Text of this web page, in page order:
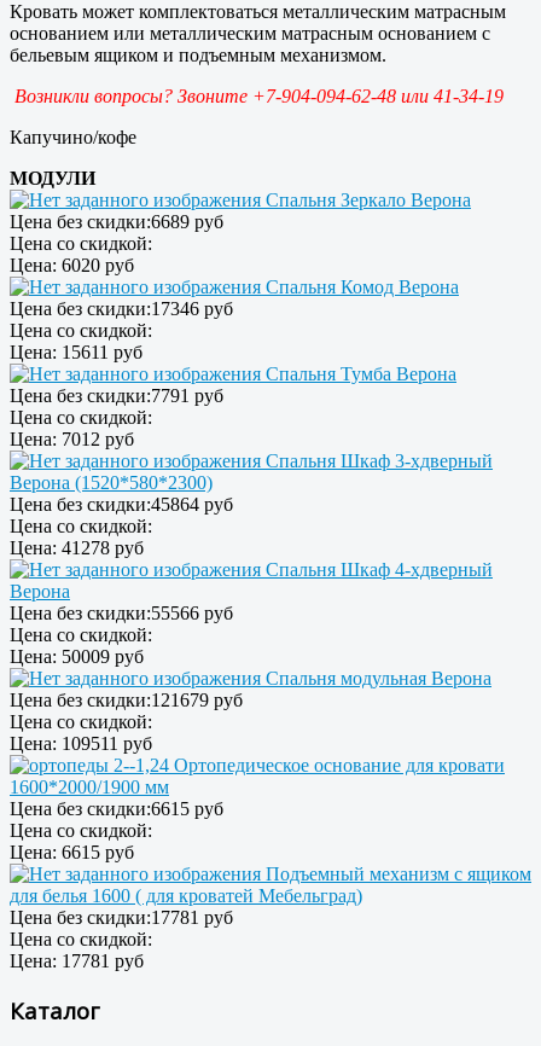
Кровать может комплектоваться металлическим матрасным
основанием или металлическим матрасным основанием с
бельевым ящиком и подъемным механизмом.
Возникли вопросы? Звоните +7-904-094-62-48 или 41-34-19
Капучино/кофе
МОДУЛИ
Спальня Зеркало Верона
Цена без скидки:6689 руб
Цена со скидкой:
Цена: 6020 руб
Спальня Комод Верона
Цена без скидки:17346 руб
Цена со скидкой:
Цена: 15611 руб
Спальня Тумба Верона
Цена без скидки:7791 руб
Цена со скидкой:
Цена: 7012 руб
Спальня Шкаф 3-хдверный
Верона (1520*580*2300)
Цена без скидки:45864 руб
Цена со скидкой:
Цена: 41278 руб
Спальня Шкаф 4-хдверный
Верона
Цена без скидки:55566 руб
Цена со скидкой:
Цена: 50009 руб
Спальня модульная Верона
Цена без скидки:121679 руб
Цена со скидкой:
Цена: 109511 руб
Ортопедическое основание для кровати
1600*2000/1900 мм
Цена без скидки:6615 руб
Цена со скидкой:
Цена: 6615 руб
Подъемный механизм с ящиком
для белья 1600 ( для кроватей Мебельград)
Цена без скидки:17781 руб
Цена со скидкой:
Цена: 17781 руб
Каталог